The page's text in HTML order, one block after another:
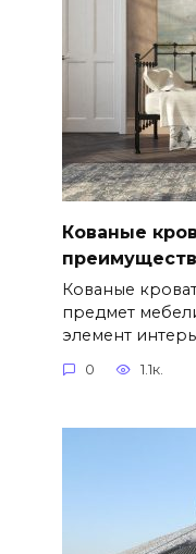
Кованые
Кованые
предмет
элемент
0 1.1к.